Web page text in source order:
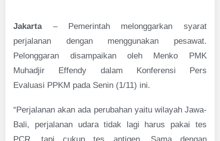
Jakarta– Pemerintah melonggarkan syarat
perjalanan dengan menggunakan pesawat.
Pelonggaran disampaikan oleh Menko PMK
Muhadjir Effendy dalam Konferensi Pers
Evaluasi PPKM pada Senin (1/11) ini.
“Perjalanan akan ada perubahan yaitu wilayah Jawa-
Bali, perjalanan udara tidak lagi harus pakai tes